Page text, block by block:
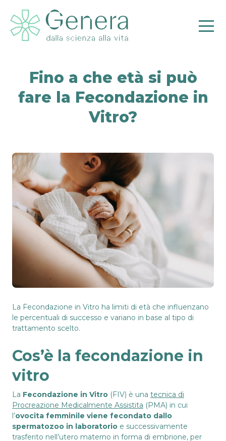
Fino a che età si può
fare la Fecondazione in
Vitro?
La Fecondazione in Vitro ha limiti di età che influenzano
le percentuali di successo e variano in base al tipo di
trattamento scelto.
Cos’è la fecondazione in
vitro
La Fecondazione in Vitro (FIV) è una tecnica di
Procreazione Medicalmente Assistita (PMA) in cui
l’ovocita femminile viene fecondato dallo
spermatozoo in laboratorio e successivamente
trasferito nell’utero materno in forma di embrione, per